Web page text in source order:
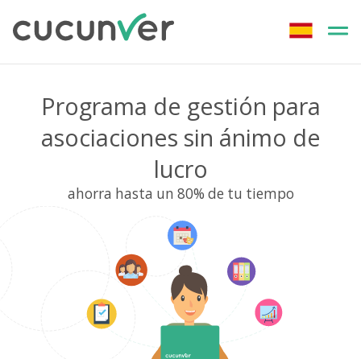
Programa de gestión para
asociaciones sin ánimo de
lucro
ahorra hasta un 80% de tu tiempo